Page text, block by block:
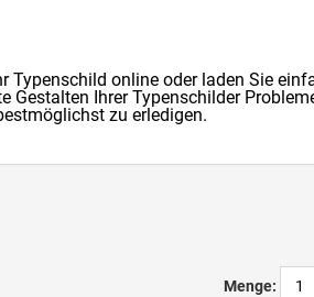
online oder laden Sie
Ihrer Typenschilder
zu erledigen.
Menge: